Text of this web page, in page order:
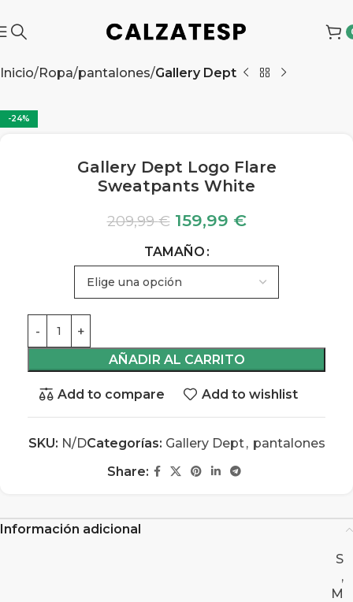
Inicio Ropa pantalones Gallery Dept
-24%
Gallery Dept Logo Flare
Sweatpants White
209,99€ 159,99 €
TAMAÑO
AÑADIR AL CARRITO
Add to compare Add to wishlist
SKU: N/DCategorías: Gallery Dept, pantalones
Share:
Información adicional
S
,
M